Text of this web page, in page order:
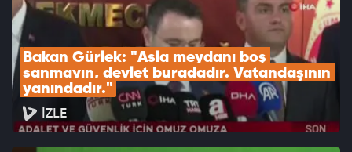
Bakan Gürlek: "Asla meydanı boş
sanmayın, devlet buradadır. Vatandaşının
yanındadır."
İZLE